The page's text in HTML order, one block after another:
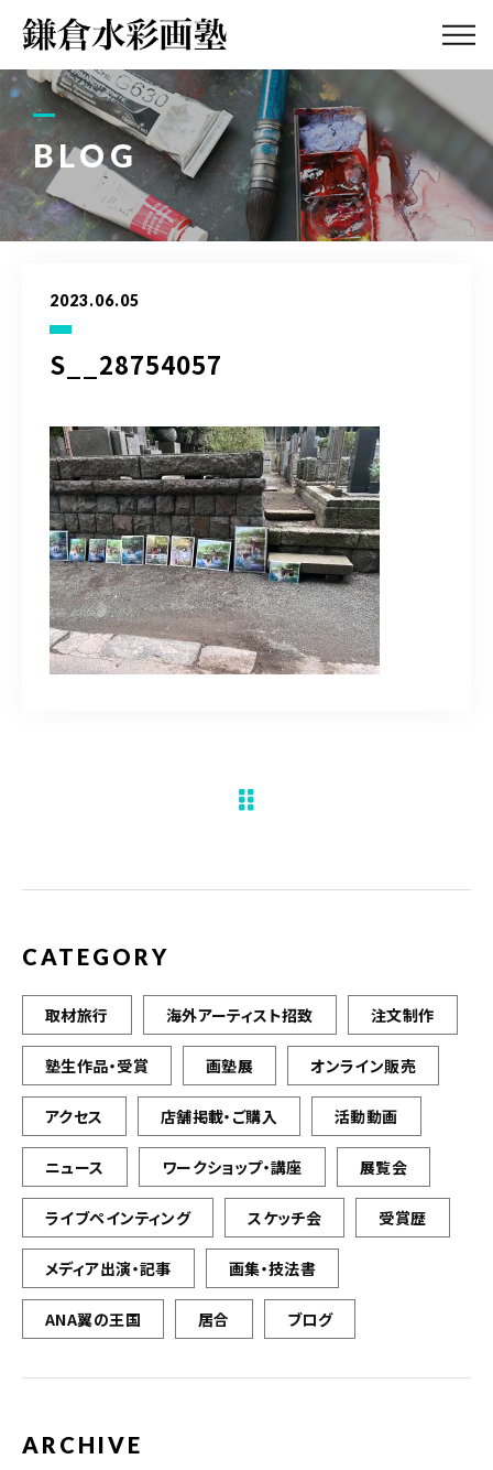
BLOG
2023.06.05
S__28754057
CATEGORY
取材旅行 海外アーティスト招致 注文制作
塾生作品・受賞 画塾展 オンライン販売
アクセス 店舗掲載・ご購入 活動動画
ニュース ワークショップ・講座 展覧会
ライブペインティング スケッチ会 受賞歴
メディア出演・記事 画集・技法書
ANA翼の王国 居合 ブログ
ARCHIVE
ABOUT
画塾紹介・
アクセス
LESSON
教室案内
画塾ブログ
ATELIER
水彩ブログ
CONTACT
お問い合わせ
取材・制作のご依頼 作品購入